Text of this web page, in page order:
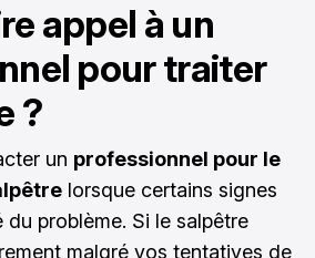
appel à un
pour traiter
?
un professionnel pour le
lorsque certains signes
problème. Si le salpêtre
malgré vos tentatives de